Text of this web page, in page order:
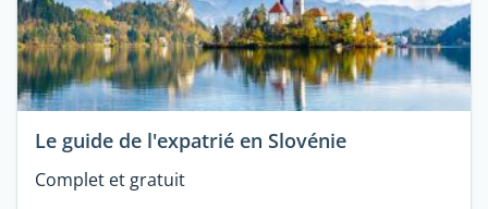
Le guide de l'expatrié en Slovénie
Complet et gratuit